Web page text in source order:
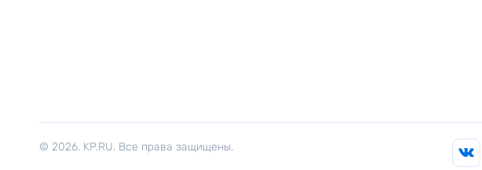
© 2026. KP.RU. Все права защищены.